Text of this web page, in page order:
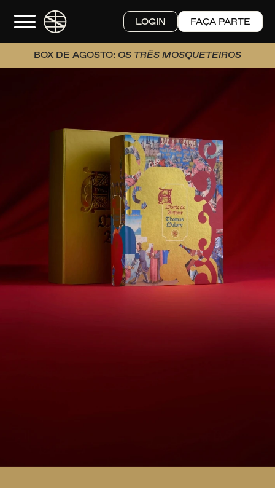
LOGIN FAÇA PARTE
BOX DE AGOSTO: OS TRÊS MOSQUETEIROS